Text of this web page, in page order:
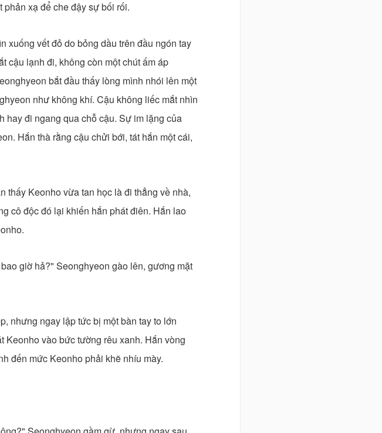
xạ để che đậy sự bối rối.
xuống vết đỏ do bỏng dầu trên đầu ngón tay
cậu lạnh đi, không còn một chút ấm áp
bắt đầu thấy lòng mình nhói lên một
như không khí. Cậu không liếc mắt nhìn
hay đi ngang qua chỗ cậu. Sự im lặng của
Hắn thà rằng cậu chửi bới, tát hắn một cái,
Keonho vừa tan học là đi thẳng về nhà,
cô độc đó lại khiến hắn phát điên. Hắn lao
giờ hả?" Seonghyeon gào lên, gương mặt
nhưng ngay lập tức bị một bàn tay to lớn
Keonho vào bức tường rêu xanh. Hắn vòng
đến mức Keonho phải khẽ nhíu mày.